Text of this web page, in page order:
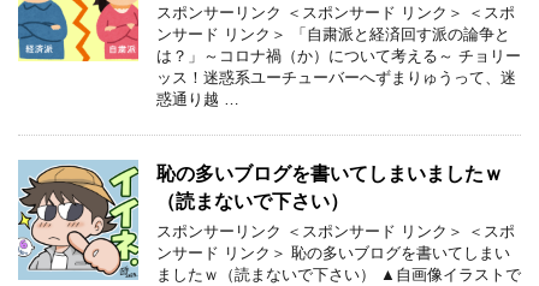
スポンサーリンク ＜スポンサード リンク＞ ＜スポ
ンサード リンク＞ 「自粛派と経済回す派の論争と
は？」～コロナ禍（か）について考える～ チョリー
ッス！迷惑系ユーチューバーへずまりゅうって、迷
惑通り越 …
恥の多いブログを書いてしまいましたｗ
（読まないで下さい）
スポンサーリンク ＜スポンサード リンク＞ ＜スポ
ンサード リンク＞ 恥の多いブログを書いてしまい
ましたｗ（読まないで下さい） ▲自画像イラストで